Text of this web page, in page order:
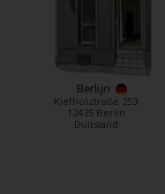
Berlijn
Kiefholztraße 253
12435 Berlin
Duitsland